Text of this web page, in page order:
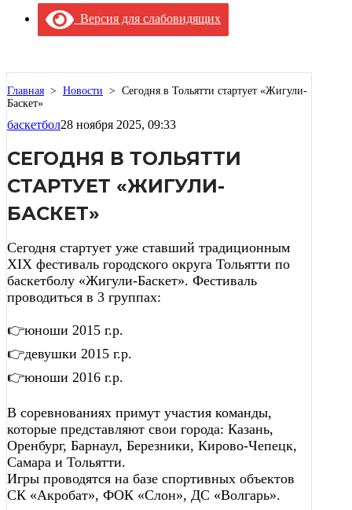
Версия для слабовидящих
Главная > Новости > Сегодня в Тольятти стартует «Жигули-
Баскет»
баскетбол28 ноября 2025, 09:33
СЕГОДНЯ В ТОЛЬЯТТИ
СТАРТУЕТ «ЖИГУЛИ-
БАСКЕТ»
Сегодня стартует уже ставший традиционным
XIX фестиваль городского округа Тольятти по
баскетболу «Жигули-Баскет». Фестиваль
проводиться в 3 группах:
👉юноши 2015 г.р.
👉девушки 2015 г.р.
👉юноши 2016 г.р.
В соревнованиях примут участия команды,
которые представляют свои города: Казань,
Оренбург, Барнаул, Березники, Кирово-Чепецк,
Самара и Тольятти.
Игры проводятся на базе спортивных объектов
СК «Акробат», ФОК «Слон», ДС «Волгарь».